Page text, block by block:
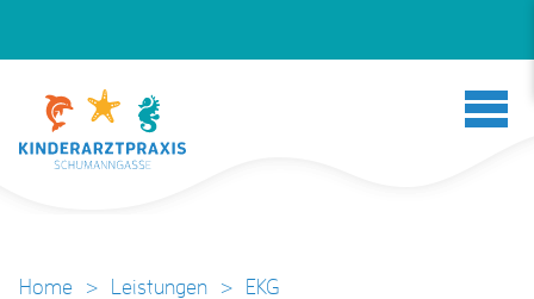
Home > Leistungen > EKG